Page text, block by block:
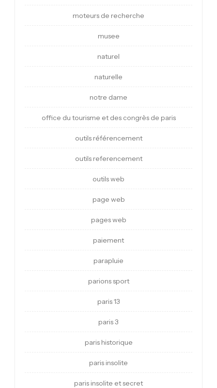
moteurs de recherche
musee
naturel
naturelle
notre dame
office du tourisme et des congrès de paris
outils référencement
outils referencement
outils web
page web
pages web
paiement
parapluie
parions sport
paris 13
paris 3
paris historique
paris insolite
paris insolite et secret